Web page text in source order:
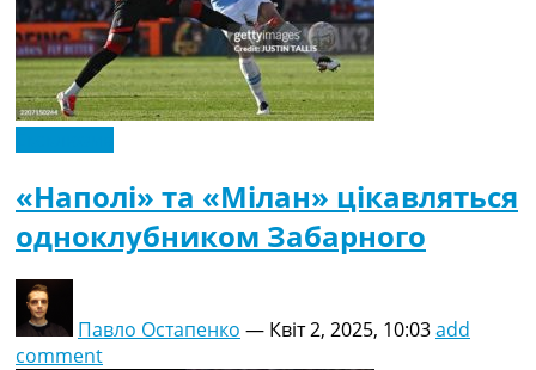
«Наполі» та «Мілан» цікавляться
одноклубником Забарного
Павло Остапенко — Квіт 2, 2025, 10:03add
comment